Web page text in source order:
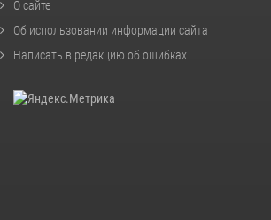
О сайте
Об использовании информации сайта
Написать в редакцию об ошибках